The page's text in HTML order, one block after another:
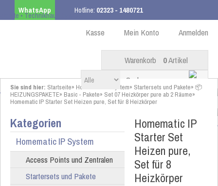
WhatsApp Hotline: 02323 - 1480721
ab 99,00 € innerhalb DE Anmelden
Mein Konto
Kasse
Warenkorb 0Artikel
Sie sind hier: Startseite» Homematic IP System» Startersets und Pakete» 📦
HEIZUNGSPAKETE» Basic - Pakete» Set 07 Heizkörper pure ab 2 Räume»
Homematic IP Starter Set Heizen pure, Set für 8 Heizkörper
Kategorien
Homematic IP System
Access Points und Zentralen
Startersets und Pakete
Homematic IP
Starter Set
Heizen pure,
Set für 8
Heizkörper